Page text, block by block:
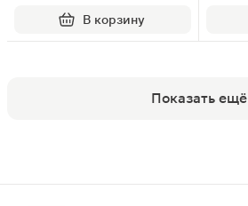
В корзину
Показать ещё